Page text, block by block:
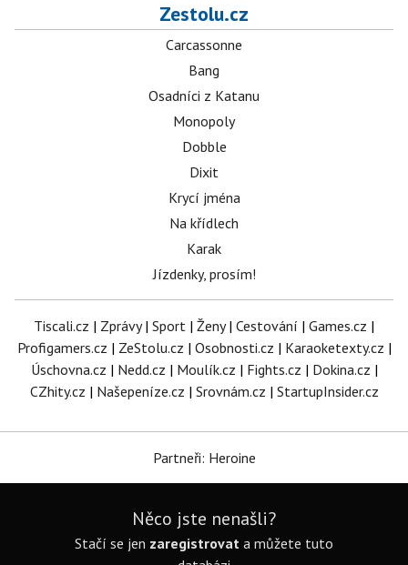
Zestolu.cz
Carcassonne
Bang
Osadníci z Katanu
Monopoly
Dobble
Dixit
Krycí jména
Na křídlech
Karak
Jízdenky, prosím!
Tiscali.cz | Zprávy| Sport | Ženy| Cestování | Games.cz |
Profigamers.cz | ZeStolu.cz | Osobnosti.cz | Karaoketexty.cz |
Úschovna.cz | Nedd.cz | Moulík.cz | Fights.cz | Dokina.cz |
CZhity.cz | Našepeníze.cz | Srovnám.cz | StartupInsider.cz
Partneři: Heroine
Něco jste nenašli?
Stačí se jen zaregistrovat a můžete tuto